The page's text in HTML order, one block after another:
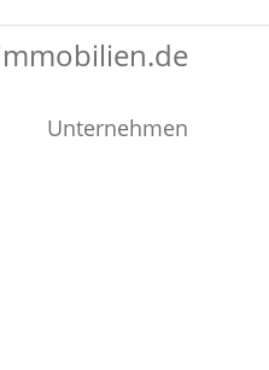
Unternehmen